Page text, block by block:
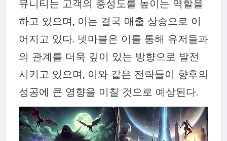
뮤니티는 고객의 충성도를 높이는 역할을
하고 있으며, 이는 결국 매출 상승으로 이
어지고 있다. 넷마블은 이를 통해 유저들과
의 관계를 더욱 깊이 있는 방향으로 발전
시키고 있으며, 이와 같은 전략들이 향후의
성공에 큰 영향을 미칠 것으로 예상된다.